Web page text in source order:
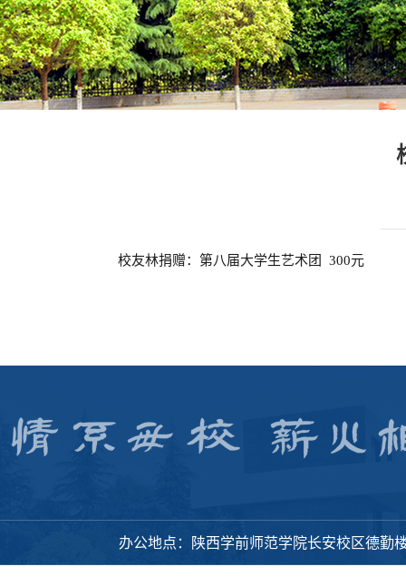
校友林捐赠：第八届大学生艺术团 300元
办公地点：陕西学前师范学院长安校区德勤